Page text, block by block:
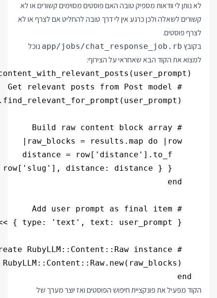
לא נותן לי וודאות מספיק טובה האם פוסטים מסוימים קשורים או לא
קשורים לשאלה ולכן כרגע אין לי דרך טובה להחליט אם לצרף או לא
לצרף פוסטים.
בקובץ app/jobs/chat_response_job.rb נוכל
למצוא את הקוד הבא שאחראי על הצירוף:
הקוד מפעיל את פונקציית חיפוש הפוסטים ואז יוצר מערך של